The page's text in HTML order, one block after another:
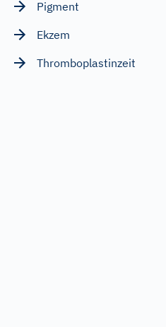
Pigment
Ekzem
Thromboplastinzeit